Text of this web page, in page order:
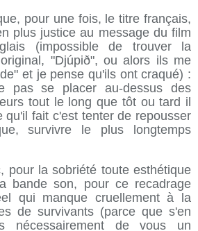
pour une fois, le titre français,
plus justice au message du film
(impossible de trouver la
"Djúpið", ou alors ils me
et je pense qu'ils ont craqué) :
pas se placer au-dessus des
tout le long que tôt ou tard il
qu'il fait c'est tenter de repousser
survivre le plus longtemps
pour la sobriété toute esthétique
bande son, pour ce recadrage
qui manque cruellement à la
de survivants (parce que s'en
nécessairement de vous un